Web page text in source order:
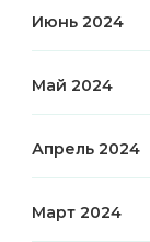
Июнь 2024
Май 2024
Апрель 2024
Март 2024